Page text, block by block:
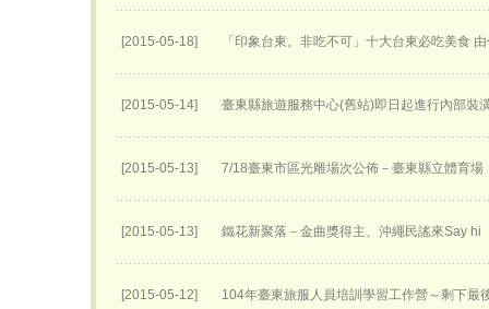
[2015-05-18] 「印象台東。非吃不可」十大台東必吃美食
[2015-05-14] 臺東縣旅遊服務中心(舊站)即日起進行內部裝
[2015-05-13] 7/18臺東市區光雕場次公佈－臺東縣立體育場
[2015-05-13] 鐵花新聚落－金曲獎得主、沖繩民謠來Say hi
[2015-05-12] 104年臺東旅服人員培訓學習工作營～剩下最